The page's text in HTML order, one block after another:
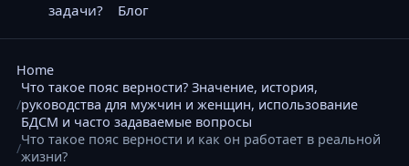
задачи?
Блог
Home
Что такое пояс верности? Значение, история,
руководства для мужчин и женщин, использование
БДСМ и часто задаваемые вопросы
Что такое пояс верности и как он работает в реальной
жизни?